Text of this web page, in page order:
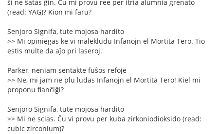
ŝi ne ŝatas ĝin. Ĉu mi provu ree per itria alumnia grenato
(read: YAG)? Kion mi faru?
Senjoro Signifa, tute mojosa hardito
>> Mi opiniegas ke vi malekludu Infanojn el Mortita Tero. Tio
estis multe da aĵo pri laseroj.
Parker, neniam sentakte fuŝos refoje
>> Ne, mi jam ne plu ludas Infanojn el Mortita Tero! Kiel mi
proponu fianĉiĝi?
Senjoro Signifa, tute mojosa hardito
>> Mi ne scias. Ĉu vi provu per kuba zirkoniodioksido (read:
cubic zirconium)?